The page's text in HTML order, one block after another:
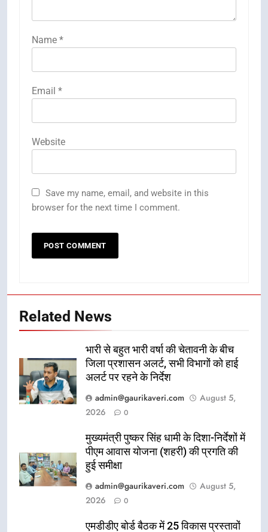
Name *
Email *
Website
Save my name, email, and website in this
browser for the next time I comment.
Related News
भारी से बहुत भारी वर्षा की चेतावनी के बीच
जिला प्रशासन अलर्ट, सभी विभागों को हाई
अलर्ट पर रहने के निर्देश
admin@gaurikaveri.com
August 5,
2026
0
मुख्यमंत्री पुष्कर सिंह धामी के दिशा-निर्देशों में
पीएम आवास योजना (शहरी) की प्रगति की
हुई समीक्षा
admin@gaurikaveri.com
August 5,
2026
0
एमडीडीए बोर्ड बैठक में 25 विकास प्रस्तावों